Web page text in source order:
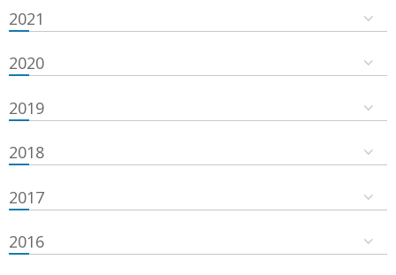
2021
2020
2019
2018
2017
2016